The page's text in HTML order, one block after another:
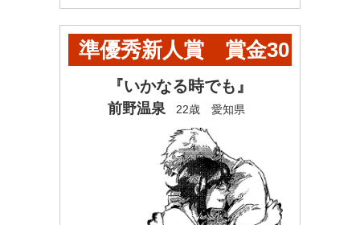
準優秀新人賞 賞金30
『いかなる時でも』
前野温泉 22歳 愛知県